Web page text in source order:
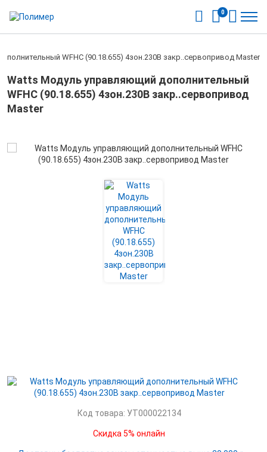
0
WFHC (90.18.655) 4зон.230В закр..сервопривод Master
Watts Модуль управляющий дополнительный
WFHC (90.18.655) 4зон.230В закр..сервопривод
Master
Код товара: УТ000022134
Скидка 5% онлайн